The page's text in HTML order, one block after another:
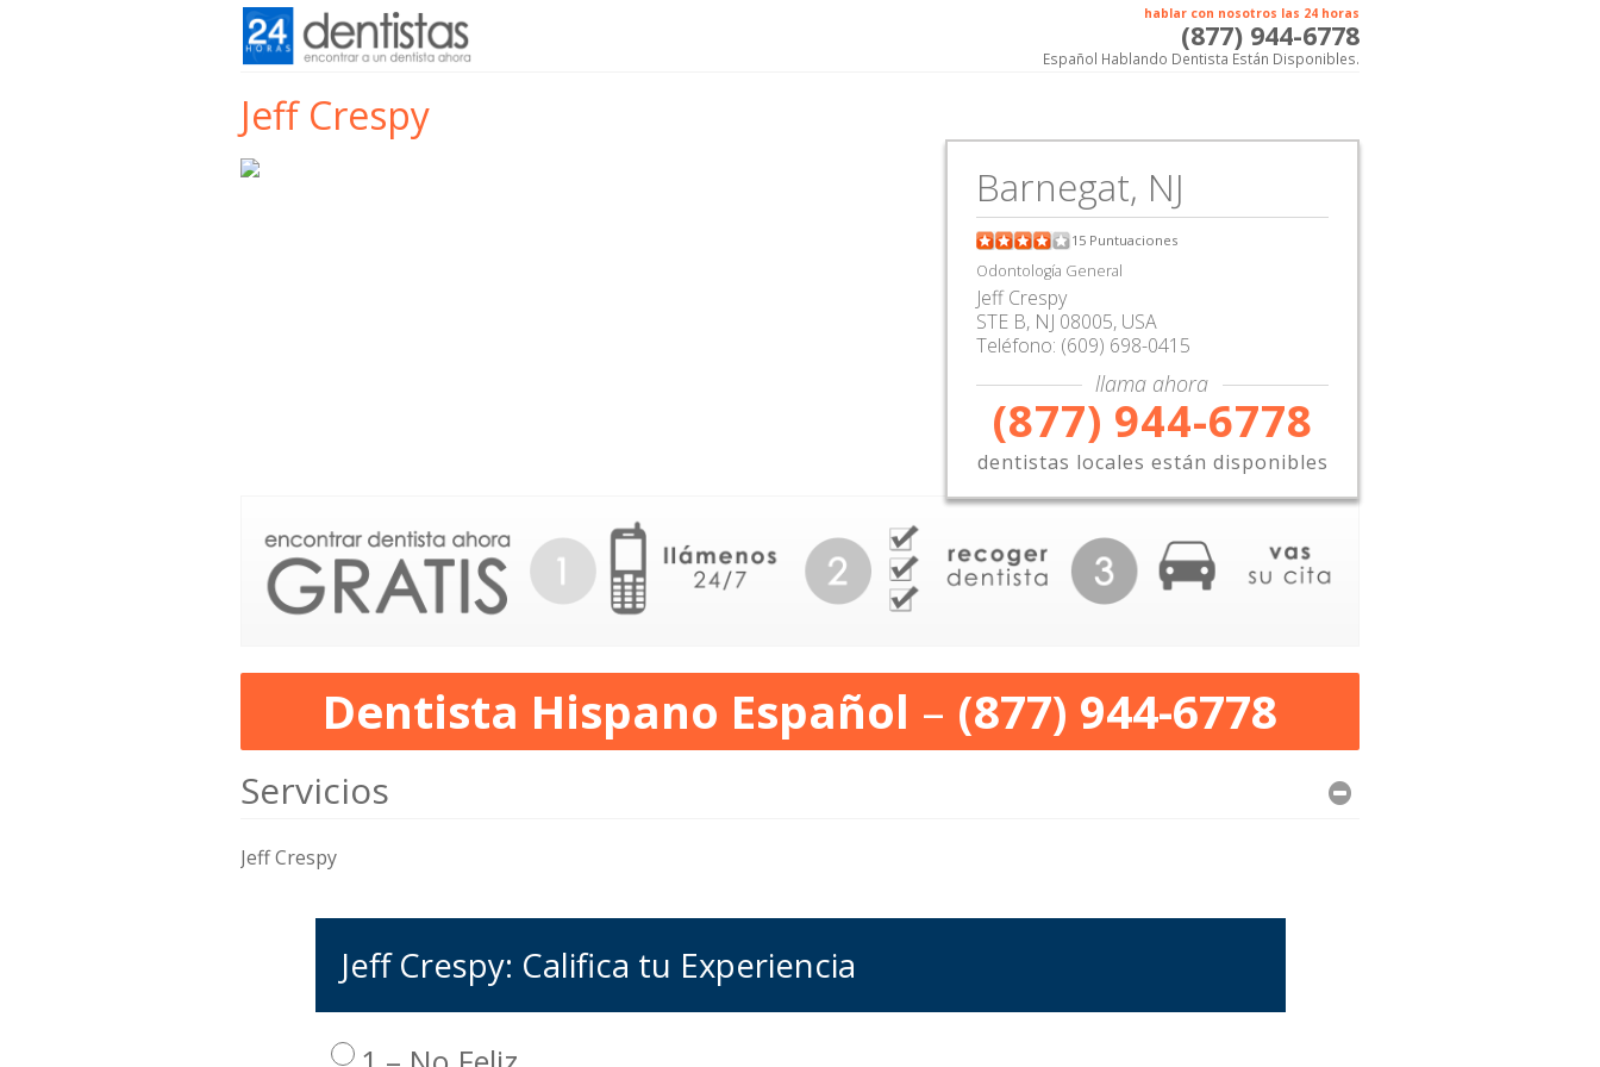
hablar con nosotros las 24 horas
(877) 944-6778
Español Hablando Dentista Están Disponibles.
Jeff Crespy
Barnegat, NJ
15 Puntuaciones
Odontología General
Jeff Crespy
STE B, NJ 08005, USA
Teléfono: (609) 698-0415
llama ahora
(877) 944-6778
dentistas locales están disponibles
Dentista Hispano Español – (877) 944-6778
Servicios
Jeff Crespy
Jeff Crespy: Califica tu Experiencia